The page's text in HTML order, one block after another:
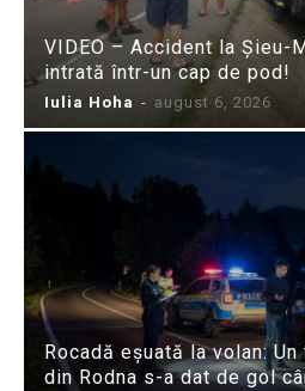
VIDEO – Accident la Șieu-
intrată într-un cap de pod!
Iulia Hoha - august 6, 2026
Rocadă eșuată la volan:
din Rodna s-a dat de gol